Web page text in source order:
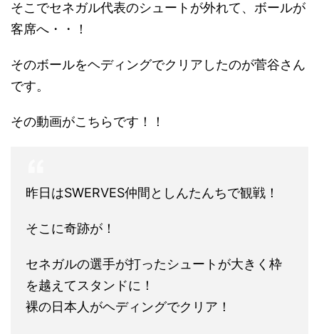
そこでセネガル代表のシュートが外れて、ボールが
客席へ・・！
そのボールをヘディングでクリアしたのが菅谷さん
です。
その動画がこちらです！！
昨日はSWERVES仲間としんたんちで観戦！
そこに奇跡が！
セネガルの選手が打ったシュートが大きく枠
を越えてスタンドに！
裸の日本人がヘディングでクリア！